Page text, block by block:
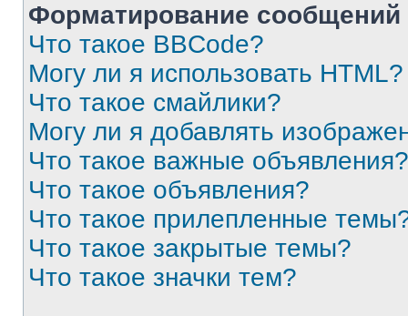
Форматирование
Что такое BBCode?
Могу ли я использовать HTML?
Что такое смайлики?
Могу ли я добавлять
Что такое важные объявления?
Что такое объявления?
Что такое прилепленные
Что такое закрытые темы?
Что такое значки тем?